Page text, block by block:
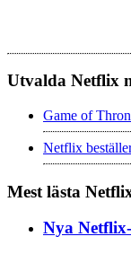
Utvalda Netflix
Game of
Netflix
Mest lästa
Nya